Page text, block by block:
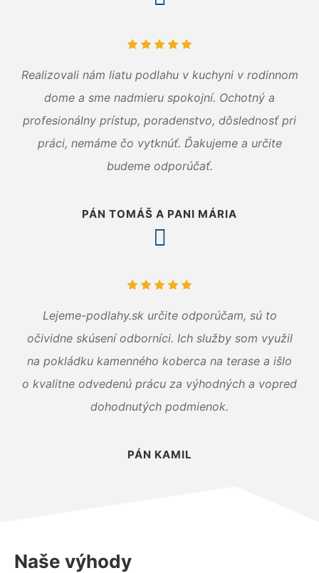
Realizovali nám liatu podlahu v kuchyni v rodinnom
dome a sme nadmieru spokojní. Ochotný a
profesionálny prístup, poradenstvo, dôslednosť pri
práci, nemáme čo vytknúť. Ďakujeme a určite
budeme odporúčať.
PÁN TOMÁŠ A PANI MÁRIA
Lejeme-podlahy.sk určite odporúčam, sú to
očividne skúsení odborníci. Ich služby som využil
na pokládku kamenného koberca na terase a išlo
o kvalitne odvedenú prácu za výhodných a vopred
dohodnutých podmienok.
PÁN KAMIL
Naše výhody